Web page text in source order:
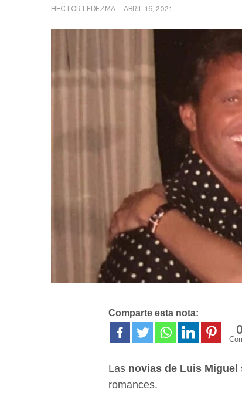
HÉCTOR LEDEZMA ABRIL 16, 2021
Comparte esta nota:
Las novias de Luis Miguel
romances.